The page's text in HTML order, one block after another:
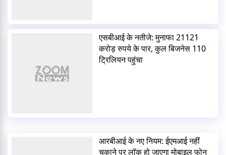
एसबीआई के नतीजे: मुनाफा 21121
करोड़ रुपये के पार, कुल बिजनेस 110
ट्रिलियन पहुंचा
आरबीआई के नए नियम: ईएमआई नहीं
चुकाने पर लॉक हो जाएगा मोबाइल फोन